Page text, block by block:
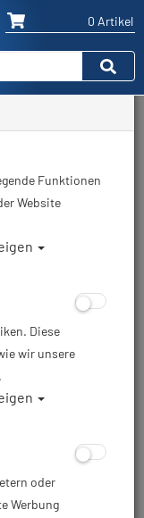
0 Artikel
Funktionen
Website
Diese
wir unsere
oder
Werbung